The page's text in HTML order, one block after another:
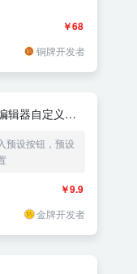
￥68
铜牌开发者
辑器自定义按
预设按钮，预设
￥9.9
金牌开发者